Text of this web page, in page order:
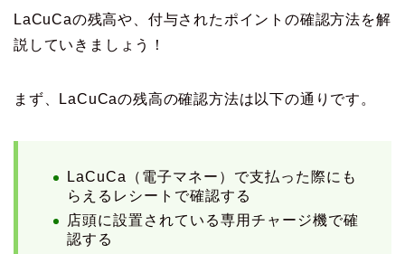
LaCuCaの残高や、付与されたポイントの確認方法を解
説していきましょう！
まず、LaCuCaの残高の確認方法は以下の通りです。
LaCuCa（電子マネー）で支払った際にも
らえるレシートで確認する
店頭に設置されている専用チャージ機で確
認する